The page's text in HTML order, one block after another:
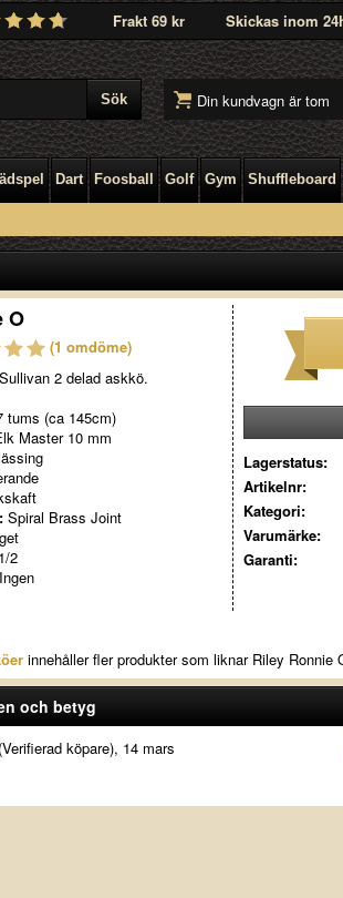
Frakt 69 kr Skickas inom
Din kundvagn är tom
Dart Foosball Golf Gym Shuffleboard
Lagerstatus:
Artikelnr:
Kategori:
Varumärke:
Garanti:
O
(1 omdöme)
2 delad askkö.
tums (ca 145cm)
Master 10 mm
Spiral Brass Joint
2
innehåller fler produkter som liknar Riley Ronnie
och betyg
köpare), 14 mars